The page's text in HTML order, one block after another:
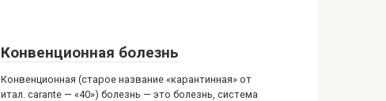
Конвенционная болезнь
Конвенционная (старое название «карантинная» от
итал. carante — «40») болезнь — это болезнь, система